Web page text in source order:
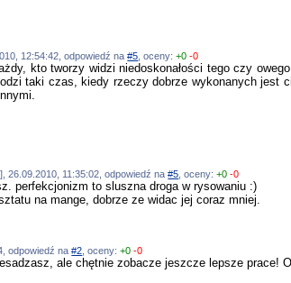
12:54:42, odpowiedź na#5 , oceny:+0 -0
kto tworzy widzi niedoskonałości tego czy
taki czas, kiedy rzeczy dobrze wykonanych jest
26.09.2010, 11:35:02, odpowiedź na#5 , oceny:+0 -0
perfekcjonizm to sluszna droga w rysowaniu :)
na mange, dobrze ze widac jej coraz mniej.
odpowiedź na#2 , oceny:+0 -0
ale chętnie zobacze jeszcze lepsze prace!